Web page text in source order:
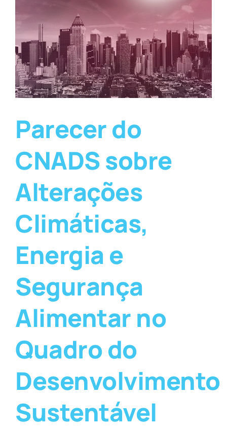
Parecer do
CNADS sobre
Alterações
Climáticas,
Energia e
Segurança
Alimentar no
Quadro do
Desenvolvimento
Sustentável